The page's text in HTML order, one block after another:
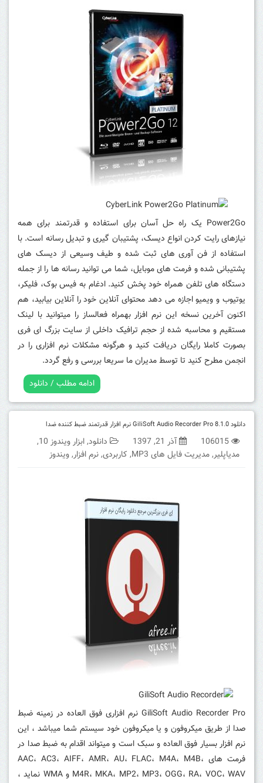
Power2Go یک راه حل آسان برای استفاده و قدرتمند برای همه
نیازهای رایت کردن انواع دیسک، پشتیبان گیری و تبدیل رسانه است. با
استفاده از فن آوری های ثبت شده و طیف وسیعی از دیسک های
پشتیبانی شده و فرمت های موبایل، شما می توانید رسانه ها را از جمله
دستگاه های تلفن همراه خود پخش کنید. ادغام به فیس بوک، فلیکر،
یوتیوب و ویمیو اجازه می دهد محتوای آنلاین خود را آنلاین بیابید، هم
اکنون آخرین نسخه این نرم افزار بهمراه فعالساز را میتوانید با لینک
مستقیم و محاسبه شده از حجم ترافیک داخلی از سایت بزرگ ای فری
بصورت کاملا رایگان دریافت کنید و هرگونه مشکلات نرم افزاری را در
انجمن مطرح کنید تا توسط مدیران ما سریعا بررسی و رفع گردد.
ادامه مطلب / دانلود
دانلود GiliSoft Audio Recorder Pro 8.1.0 نرم افزار قدرتمند ضبط کننده ضدا
106015 آذر 21, 1397 دانلود,ابزار ویندوز 10
,
مدیاپلیر,مدیریت فایل های MP3 , کاربردی,نرم افزار,ویندوز
GiliSoft Audio Recorder Pro نرم افزاری فوق العاده در زمینه ضبط
صدا از طریق میکروفون و یا میکروفون خود سیستم شما میباشد ، این
نرم افزار بسیار فوق العاده و سبک است و میتواند اقدام به ضبط صدا در
فرمت های AAC، AC3، AIFF، AMR، AU، FLAC، M4A، M4B،
M4R، MKA، MP2، MP3، OGG، RA، VOC، WAV و WMA نماید ،